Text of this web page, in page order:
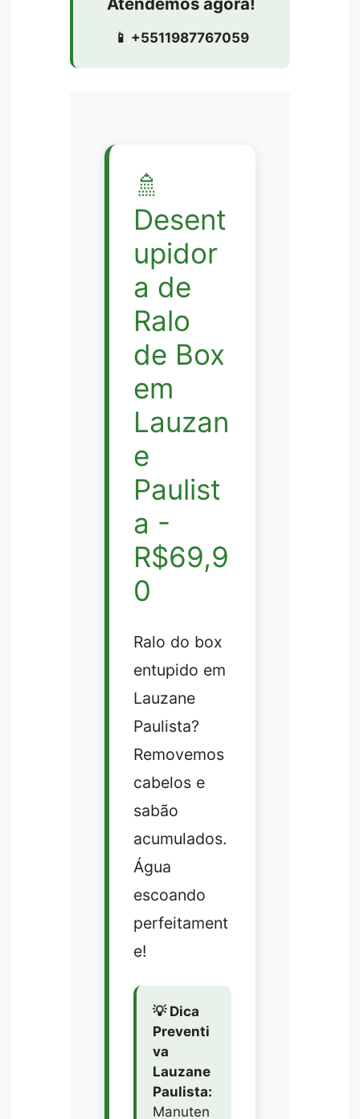
📱 +5511987767059
🚿
Desent
upidor
a de
Ralo
de Box
em
Lauzan
e
Paulist
a -
R$69,9
0
Ralo do box
entupido em
Lauzane
Paulista?
Removemos
cabelos e
sabão
acumulados.
Água
escoando
perfeitament
e!
💡 Dica
Preventi
va
Lauzane
Paulista:
Manuten